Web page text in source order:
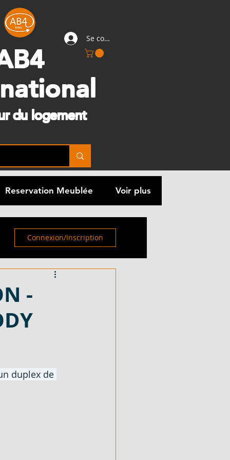
du logement
Se connecter
Reservation Meublée Voir plus
Connexion/Inscription
-
duplex de